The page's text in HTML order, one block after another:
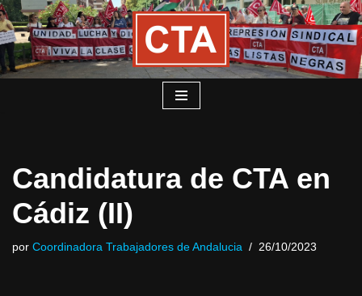
Saltar
al
contenido
Candidatura de CTA en
Cádiz (II)
por Coordinadora Trabajadores de Andalucia 26/10/2023